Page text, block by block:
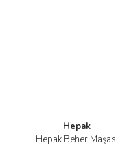
Hepak
Hepak Beher Maşası